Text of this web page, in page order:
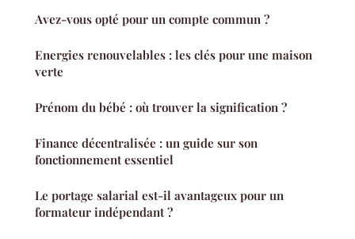
Avez-vous opté pour un compte commun ?
Energies renouvelables : les clés pour une maison
verte
Prénom du bébé : où trouver la signification ?
Finance décentralisée : un guide sur son
fonctionnement essentiel
Le portage salarial est-il avantageux pour un
formateur indépendant ?